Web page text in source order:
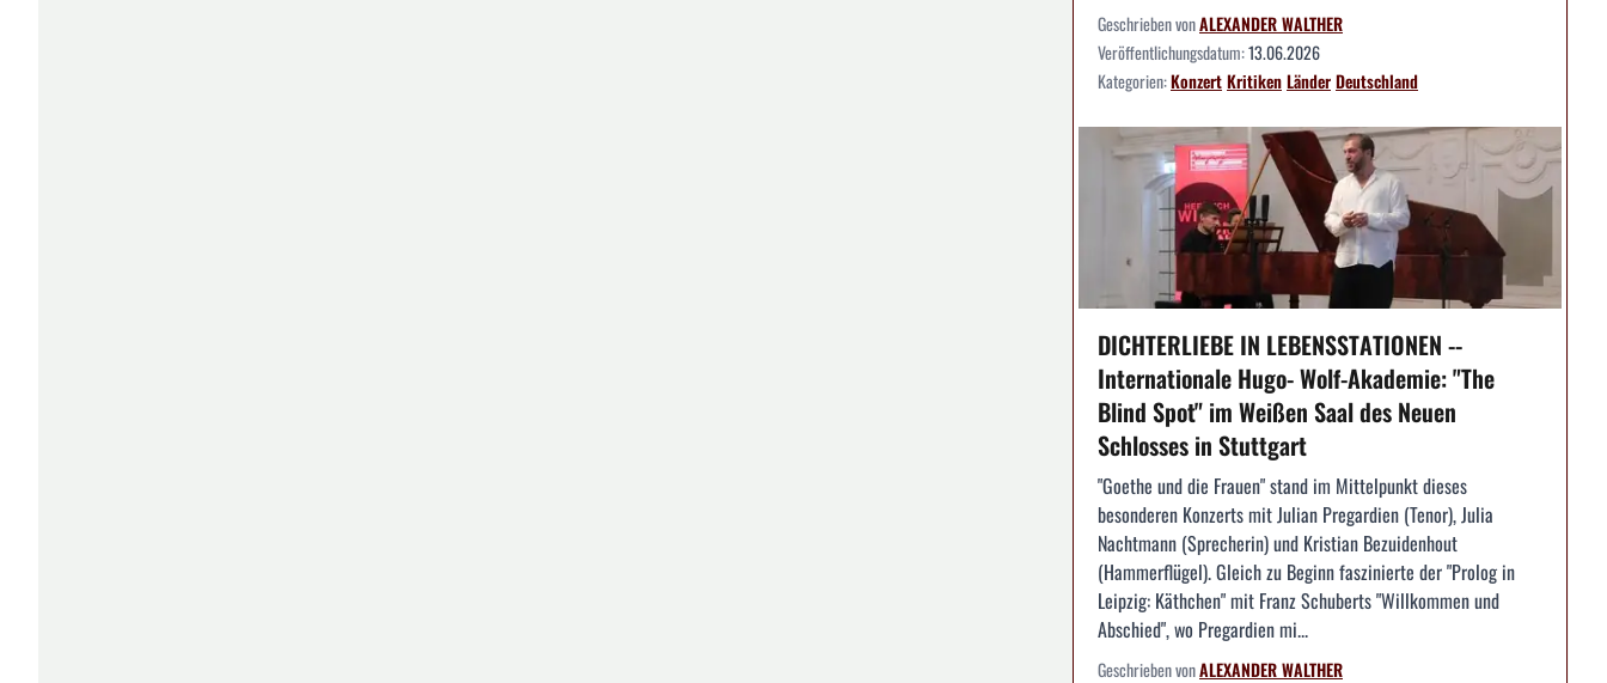
Geschrieben vonALEXANDER WALTHER
Veröffentlichungsdatum:13.06.2026
Kategorien:KonzertKritikenLänderDeutschland
DICHTERLIEBE IN LEBENSSTATIONEN --
Internationale Hugo- Wolf-Akademie: "The
Blind Spot" im Weißen Saal des Neuen
Schlosses in Stuttgart
"Goethe und die Frauen" stand im Mittelpunkt dieses
besonderen Konzerts mit Julian Pregardien (Tenor), Julia
Nachtmann (Sprecherin) und Kristian Bezuidenhout
(Hammerflügel). Gleich zu Beginn faszinierte der "Prolog in
Leipzig: Käthchen" mit Franz Schuberts "Willkommen und
Abschied", wo Pregardien mi...
Geschrieben vonALEXANDER WALTHER